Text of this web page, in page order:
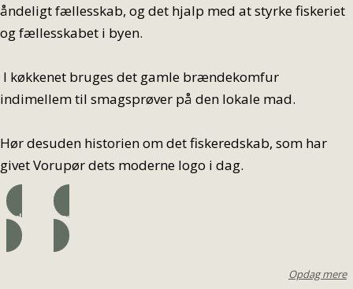
åndeligt fællesskab, og det hjalp med at styrke fiskeriet
og fællesskabet i byen.
I køkkenet bruges det gamle brændekomfur
indimellem til smagsprøver på den lokale mad.
Hør desuden historien om det fiskeredskab, som har
givet Vorupør dets moderne logo i dag.
Adresse Læs mere
Opdag mere